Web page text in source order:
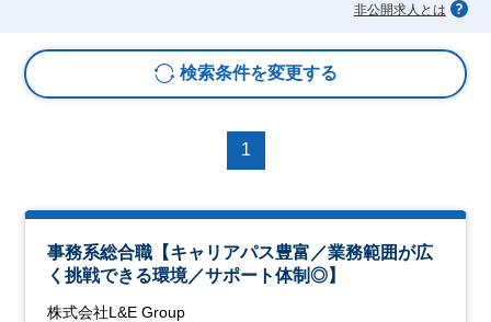
非公開求人とは
検索条件を変更する
1
事務系総合職【キャリアパス豊富／業務範囲が広
く挑戦できる環境／サポート体制◎】
株式会社L&E Group